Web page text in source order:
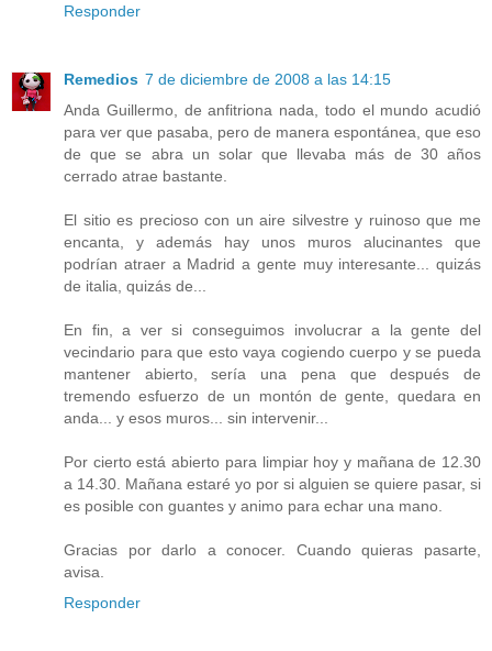
Responder
Remedios 7 de diciembre de 2008 a las 14:15
Anda Guillermo, de anfitriona nada, todo el mundo acudió
para ver que pasaba, pero de manera espontánea, que eso
de que se abra un solar que llevaba más de 30 años
cerrado atrae bastante.
El sitio es precioso con un aire silvestre y ruinoso que me
encanta, y además hay unos muros alucinantes que
podrían atraer a Madrid a gente muy interesante... quizás
de italia, quizás de...
En fin, a ver si conseguimos involucrar a la gente del
vecindario para que esto vaya cogiendo cuerpo y se pueda
mantener abierto, sería una pena que después de
tremendo esfuerzo de un montón de gente, quedara en
anda... y esos muros... sin intervenir...
Por cierto está abierto para limpiar hoy y mañana de 12.30
a 14.30. Mañana estaré yo por si alguien se quiere pasar, si
es posible con guantes y animo para echar una mano.
Gracias por darlo a conocer. Cuando quieras pasarte,
avisa.
Responder